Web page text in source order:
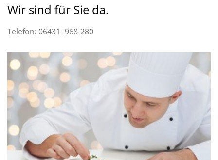
Wir sind für Sie da.
Telefon: 06431- 968-280